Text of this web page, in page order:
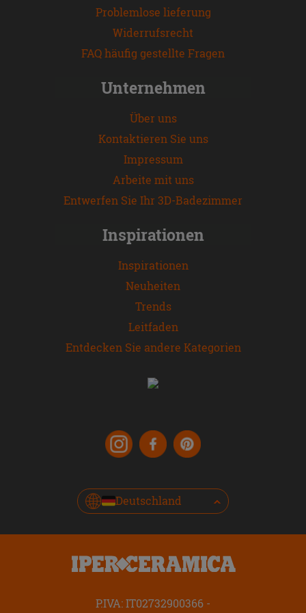
Problemlose lieferung
Widerrufsrecht
FAQ häufig gestellte Fragen
Unternehmen
Über uns
Kontaktieren Sie uns
Impressum
Arbeite mit uns
Entwerfen Sie Ihr 3D-Badezimmer
Inspirationen
Inspirationen
Neuheiten
Trends
Leitfaden
Entdecken Sie andere Kategorien
Deutschland
P.IVA: IT02732900366